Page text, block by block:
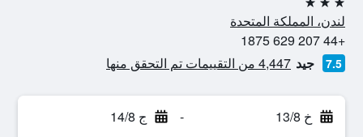
3 نجوم
لندن، المملكة المتحدة
+44 207 629 1875
7.5 جيد 4,447 من التقييمات تم التحقق منها
خ 13/8 - ج 14/8